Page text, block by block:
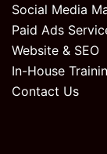
Social Media
Paid Ads
Website & SEO
In-House
Contact Us